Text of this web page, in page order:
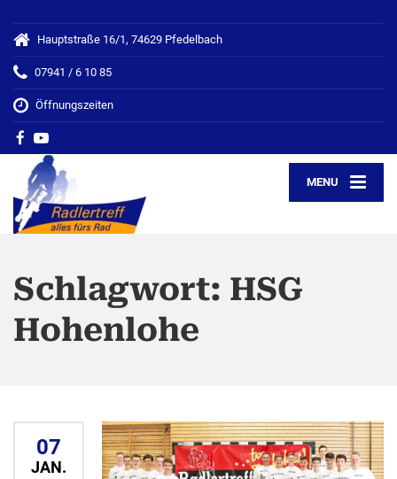
Hauptstraße 16/1, 74629 Pfedelbach
07941 / 6 10 85
Öffnungszeiten
MENU
Schlagwort: HSG
Hohenlohe
07
JAN.